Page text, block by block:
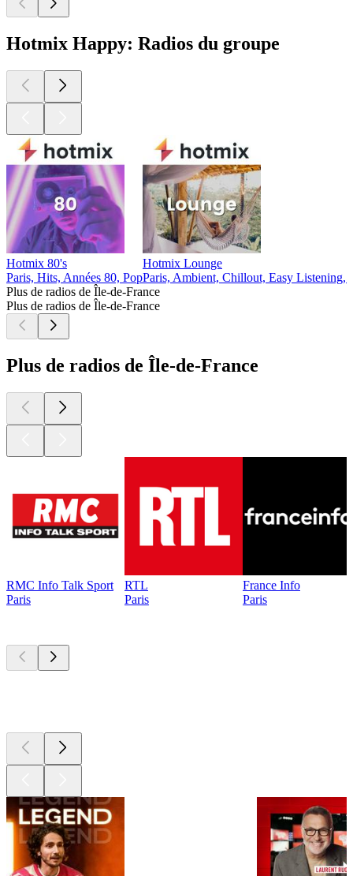
Hotmix Happy: Radios du groupe
Hotmix 80's
Paris, Hits, Années 80, Pop
Hotmix Lounge
Paris, Ambient, Chillout, Easy Listening,
Plus de radios de Île-de-France
Plus de radios de Île-de-France
Plus de radios de Île-de-France
RMC Info Talk Sport
Paris
RTL
Paris
France Info
Paris